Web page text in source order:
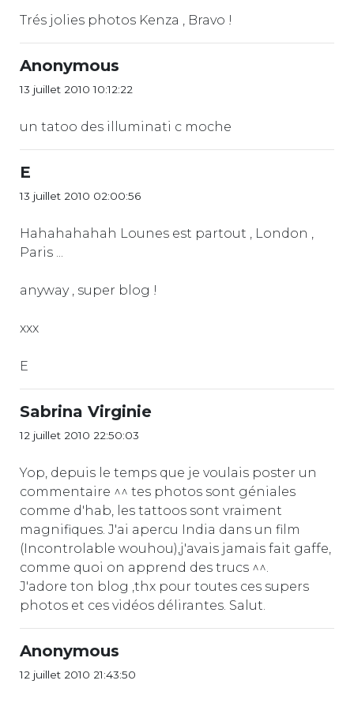
Trés jolies photos Kenza , Bravo !
Anonymous
13 juillet 2010 10:12:22
un tatoo des illuminati c moche
E
13 juillet 2010 02:00:56
Hahahahahah Lounes est partout , London ,
Paris ...
anyway , super blog !
xxx
E
Sabrina Virginie
12 juillet 2010 22:50:03
Yop, depuis le temps que je voulais poster un
commentaire ^^ tes photos sont géniales
comme d'hab, les tattoos sont vraiment
magnifiques. J'ai apercu India dans un film
(Incontrolable wouhou),j'avais jamais fait gaffe,
comme quoi on apprend des trucs ^^.
J'adore ton blog ,thx pour toutes ces supers
photos et ces vidéos délirantes. Salut.
Anonymous
12 juillet 2010 21:43:50